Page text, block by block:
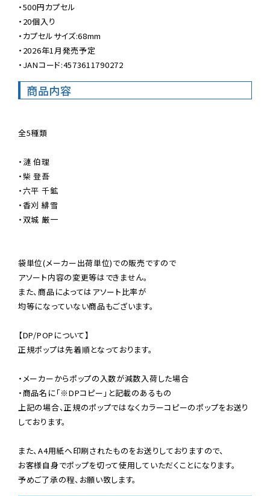
・500円カプセル
・20個入り
・カプセルサイズ:68mm
・2026年1月発売予定
・JANコード:4573611790272
商品内容
全5種類
・漣 伯理
・柴 登吾
・六平 千鉱
・香刈 緋雪
・双城 厳一
袋単位(メーカー出荷単位)での販売ですので
アソート内容の変更等はできません。
また、商品によってはアソート比率が
均等になっていない商品もございます。
【DP/POPについて】
正規ポップは先着順となっております。
・メーカーからポップの入数が減数入荷した場合
・商品名に「※DPコピー」と記載のあるもの
上記の場合、正規のポップではなくカラーコピーのポップをお送り
しております。
また、A4用紙へ印刷されたものをお送りしておりますので、
お客様自身でポップを切って使用していただくことになります。
予めご了承の程、お願い致します。